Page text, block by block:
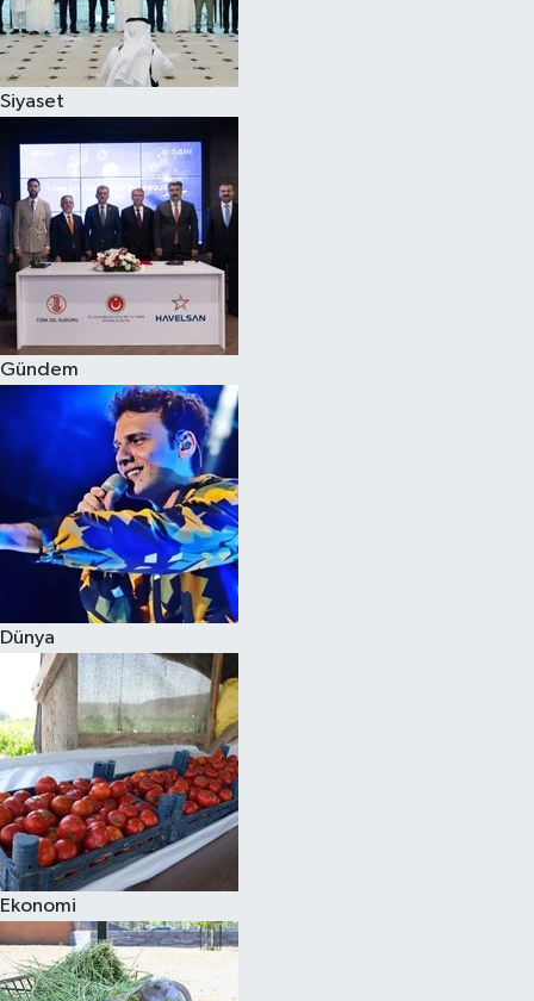
Siyaset
Gündem
Dünya
Ekonomi
Spor
Çocuk
Eğitim
Hava Durumu
Kadın
Kim kimdir?
Kültür Sanat
Sağlık
Siyaset
Teknoloji
Televizyon
Yaşam-Çevre